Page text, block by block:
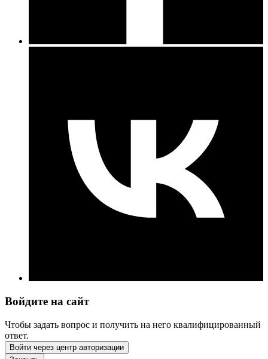
Войдите на сайт
Чтобы задать вопрос и получить на него квалифицированный
ответ.
Войти через центр авторизации